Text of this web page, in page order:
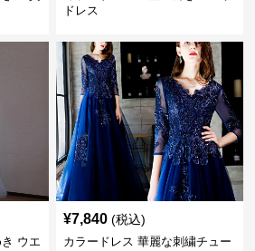
ウエ
¥7,840 (税込)
カラードレス 華麗な刺繍チュー
ルロングドレス